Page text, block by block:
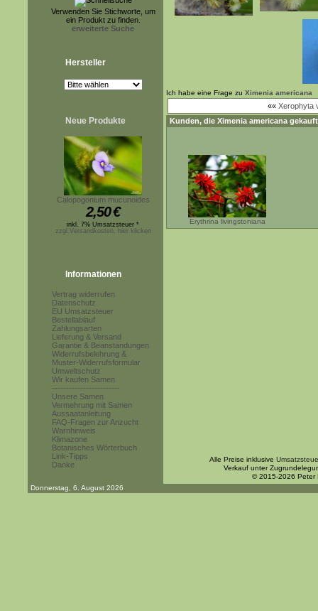
Verwenden Sie Stichworte, um
ein Produkt zu finden.
erweiterte Suche
Hersteller
Neue Produkte
Calopogonium mucunoides
2,50€
inkl. 7% Umsatzsteuer *
zzgl.Versandkosten, hier klicken
Informationen
Vertrag widerrufen
Datenschutz
EU Umsatzsteuer
Bestellablauf
Zahlungsarten
Lieferung & Versand
Garantie & Beanstandungen
Widerrufsbelehrung &
Muster-Widerrufsformular
Umweltschutz
Wir kaufen Samen
------------------------
Unsere Samen
Vermehrung mit Samen
Aussaatanleitung
FAQ-Fragen zur Anzucht
Warnhinweis
Klimazone
Botanisches Wörterbuch
Link-Tipps
Danke
Ich habe eine Frage zu Ximenia americana
«« Xerophyta
Kunden, die Ximenia americana
Erythrina livingstoniana
Alle Preise inklusive
Verkauf unter
© 2015-2026 Peter
Donnerstag, 6. August 2026